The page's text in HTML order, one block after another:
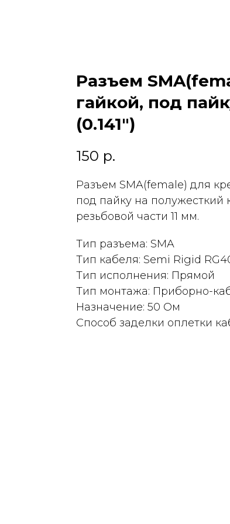
Разъем
гайкой, под
(0.141")
150 р.
Разъем SMA(female) для
под пайку на полужесткий
резьбовой части 11 мм.
Тип разъема: SMA
Тип кабеля: Semi Rigid
Тип исполнения: Прямой
Тип монтажа: Приборно-
Назначение: 50 Ом
Способ заделки оплетки